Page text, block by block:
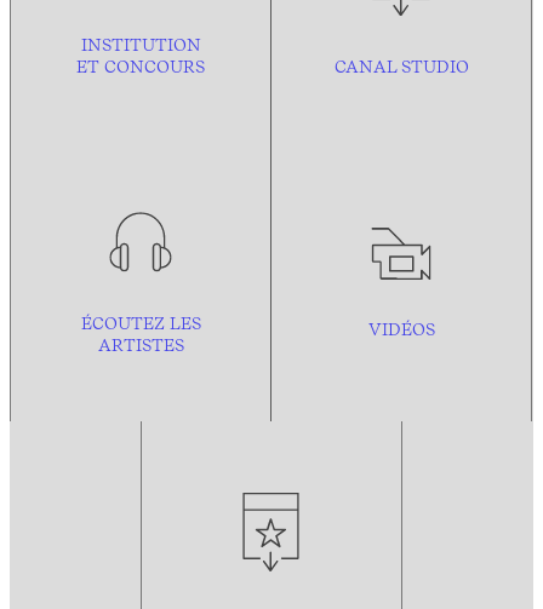
INSTITUTION
ET CONCOURS
CANAL STUDIO
ÉCOUTEZ LES
ARTISTES
VIDÉOS